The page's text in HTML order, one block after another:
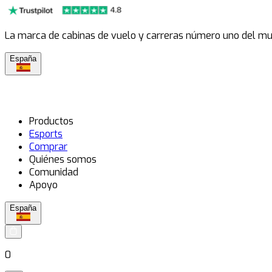
La marca de cabinas de vuelo y carreras número uno del
España
Productos
Esports
Comprar
Quiénes somos
Comunidad
Apoyo
España
0